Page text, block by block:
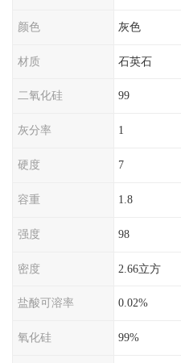
颜色 灰色
材质 石英石
二氧化硅 99
灰分率 1
硬度 7
容重 1.8
强度 98
密度 2.66立方
盐酸可溶率 0.02%
氧化硅 99%